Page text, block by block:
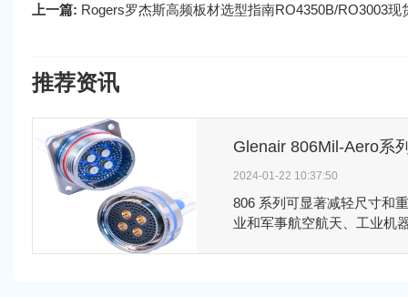
上一篇: Rogers罗杰斯高频板材选型指南RO4350B/RO3003现
推荐资讯
2024-01-22 10:37:50
806 系列可显著减轻尺寸和
业和军事航空航天、工业机